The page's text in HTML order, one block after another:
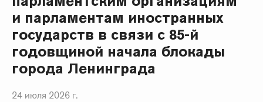
и парламентам иностранных
государств в связи с 85-й
годовщиной начала блокады
города Ленинграда
24 июля 2026 г.